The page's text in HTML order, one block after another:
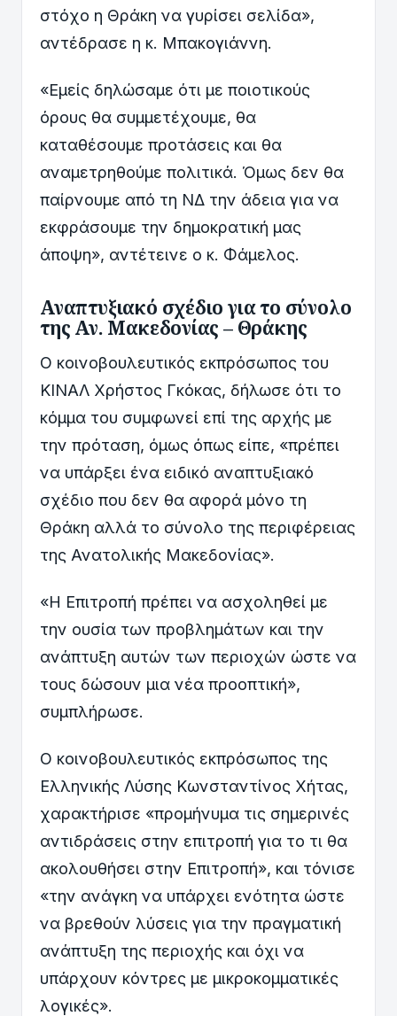
στόχο η Θράκη να γυρίσει σελίδα»,
αντέδρασε η κ. Μπακογιάννη.
«Εμείς δηλώσαμε ότι με ποιοτικούς
όρους θα συμμετέχουμε, θα
καταθέσουμε προτάσεις και θα
αναμετρηθούμε πολιτικά. Όμως δεν θα
παίρνουμε από τη ΝΔ την άδεια για να
εκφράσουμε την δημοκρατική μας
άποψη», αντέτεινε ο κ. Φάμελος.
Αναπτυξιακό σχέδιο για το σύνολο
της Αν. Μακεδονίας – Θράκης
Ο κοινοβουλευτικός εκπρόσωπος του
ΚΙΝΑΛ Χρήστος Γκόκας, δήλωσε ότι το
κόμμα του συμφωνεί επί της αρχής με
την πρόταση, όμως όπως είπε, «πρέπει
να υπάρξει ένα ειδικό αναπτυξιακό
σχέδιο που δεν θα αφορά μόνο τη
Θράκη αλλά το σύνολο της περιφέρειας
της Ανατολικής Μακεδονίας».
«Η Επιτροπή πρέπει να ασχοληθεί με
την ουσία των προβλημάτων και την
ανάπτυξη αυτών των περιοχών ώστε να
τους δώσουν μια νέα προοπτική»,
συμπλήρωσε.
Ο κοινοβουλευτικός εκπρόσωπος της
Ελληνικής Λύσης Κωνσταντίνος Χήτας,
χαρακτήρισε «προμήνυμα τις σημερινές
αντιδράσεις στην επιτροπή για το τι θα
ακολουθήσει στην Επιτροπή», και τόνισε
«την ανάγκη να υπάρχει ενότητα ώστε
να βρεθούν λύσεις για την πραγματική
ανάπτυξη της περιοχής και όχι να
υπάρχουν κόντρες με μικροκομματικές
λογικές».